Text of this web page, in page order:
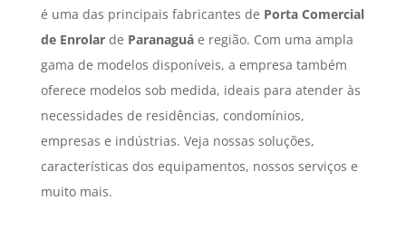
é uma das principais fabricantes de Porta Comercial
de Enrolarde Paranaguáe região. Com uma ampla
gama de modelos disponíveis, a empresa também
oferece modelos sob medida, ideais para atender às
necessidades de residências, condomínios,
empresas e indústrias. Veja nossas soluções,
características dos equipamentos, nossos serviços e
muito mais.